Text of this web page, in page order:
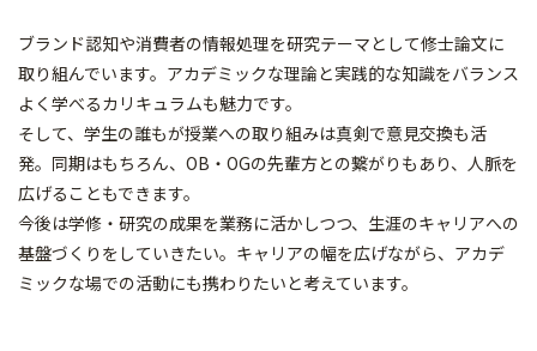
ブランド認知や消費者の情報処理を研究テーマとして修士論文に
取り組んでいます。アカデミックな理論と実践的な知識をバランス
よく学べるカリキュラムも魅力です。
そして、学生の誰もが授業への取り組みは真剣で意見交換も活
発。同期はもちろん、OB・OGの先輩方との繋がりもあり、人脈を
広げることもできます。
今後は学修・研究の成果を業務に活かしつつ、生涯のキャリアへの
基盤づくりをしていきたい。キャリアの幅を広げながら、アカデ
ミックな場での活動にも携わりたいと考えています。